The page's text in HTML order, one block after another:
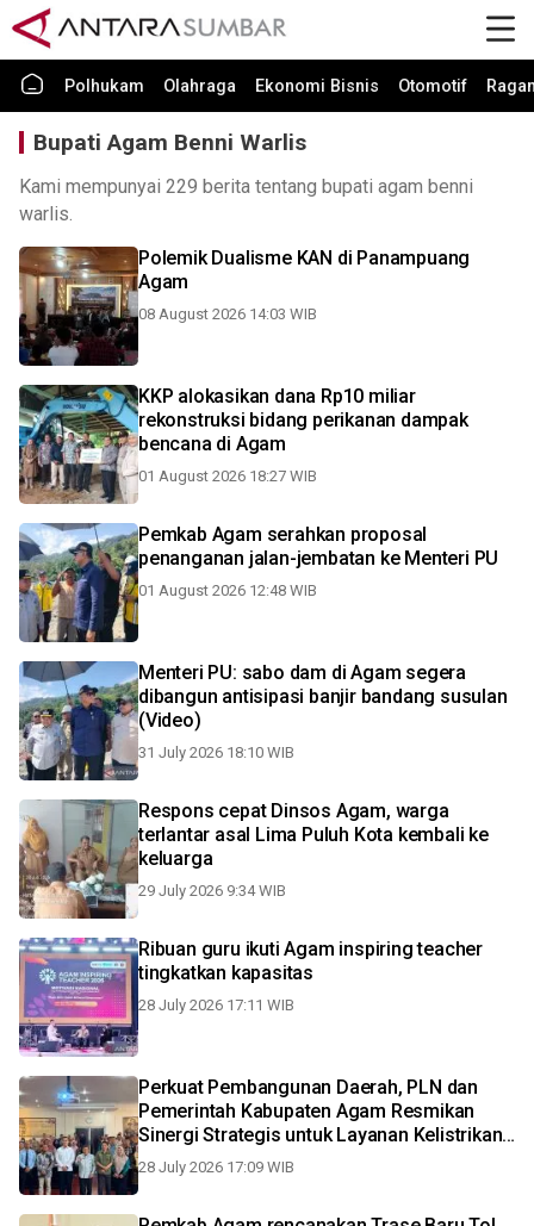
Polhukam Olahraga Ekonomi Bisnis Otomotif
Bupati Agam Benni Warlis
Kami mempunyai 229 berita tentang bupati agam benni
warlis.
Polemik Dualisme KAN di Panampuang
Agam
08 August 2026 14:03 WIB
KKP alokasikan dana Rp10 miliar
rekonstruksi bidang perikanan dampak
bencana di Agam
01 August 2026 18:27 WIB
Pemkab Agam serahkan proposal
penanganan jalan-jembatan ke Menteri PU
01 August 2026 12:48 WIB
Menteri PU: sabo dam di Agam segera
dibangun antisipasi banjir bandang susulan
(Video)
31 July 2026 18:10 WIB
Respons cepat Dinsos Agam, warga
terlantar asal Lima Puluh Kota kembali ke
keluarga
29 July 2026 9:34 WIB
Ribuan guru ikuti Agam inspiring teacher
tingkatkan kapasitas
28 July 2026 17:11 WIB
Perkuat Pembangunan Daerah, PLN dan
Pemerintah Kabupaten Agam Resmikan
Sinergi Strategis untuk Layanan Kelistrikan
Andal
28 July 2026 17:09 WIB